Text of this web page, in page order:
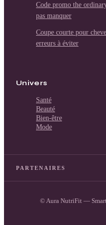
Code promo the
pas manquer
Coupe courte pour
erreurs à éviter
Univers
Santé
Beauté
Bien-être
Mode
PARTENAIRES
© Aura NutriFit —